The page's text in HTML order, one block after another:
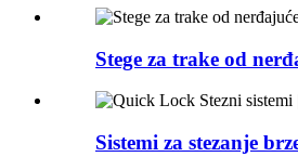
Stege za trake od
Sistemi za stezanje